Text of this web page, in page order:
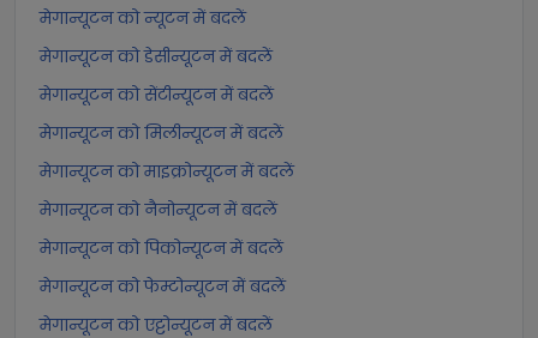
मेगान्यूटन को न्यूटन में बदलें
मेगान्यूटन को डेसीन्यूटन में बदलें
मेगान्यूटन को सेंटीन्यूटन में बदलें
मेगान्यूटन को मिलीन्यूटन में बदलें
मेगान्यूटन को माइक्रोन्यूटन में बदलें
मेगान्यूटन को नैनोन्यूटन में बदलें
मेगान्यूटन को पिकोन्यूटन में बदलें
मेगान्यूटन को फेम्टोन्यूटन में बदलें
मेगान्यूटन को एट्टोन्यूटन में बदलें